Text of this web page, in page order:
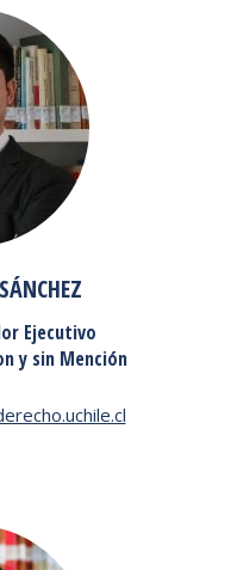
Ejecutivo
y sin Mención